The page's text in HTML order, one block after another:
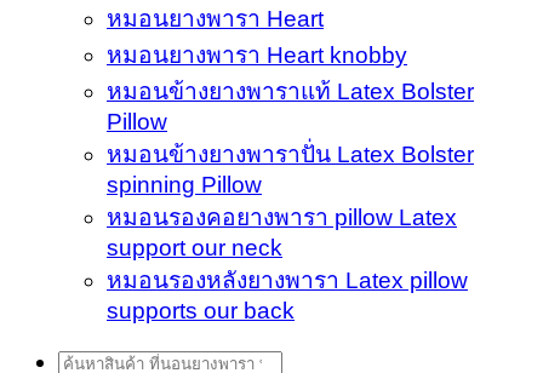
หมอนยางพารา Heart
หมอนยางพารา Heart knobby
หมอนข้างยางพาราแท้ Latex Bolster
Pillow
หมอนข้างยางพาราปั่น Latex Bolster
spinning Pillow
หมอนรองคอยางพารา pillow Latex
support our neck
หมอนรองหลังยางพารา Latex pillow
supports our back
Search